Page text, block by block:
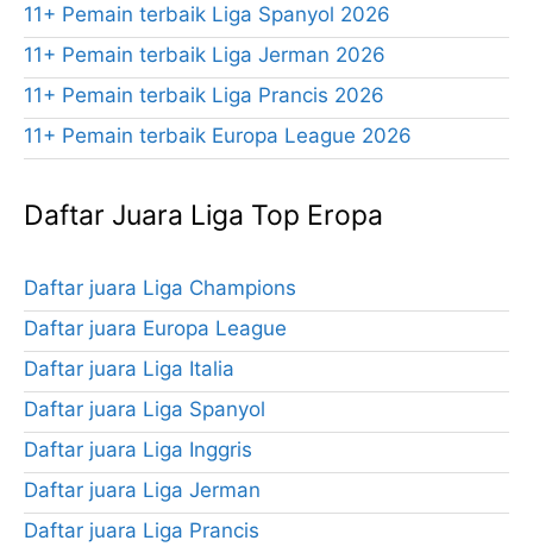
11+ Pemain terbaik Liga Spanyol 2026
11+ Pemain terbaik Liga Jerman 2026
11+ Pemain terbaik Liga Prancis 2026
11+ Pemain terbaik Europa League 2026
Daftar Juara Liga Top Eropa
Daftar juara Liga Champions
Daftar juara Europa League
Daftar juara Liga Italia
Daftar juara Liga Spanyol
Daftar juara Liga Inggris
Daftar juara Liga Jerman
Daftar juara Liga Prancis